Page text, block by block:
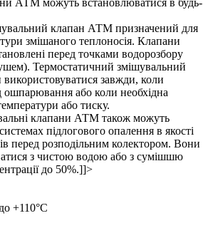
клапан АТМ призначений для
змішаного теплоносія. Клапани
перед точками водорозбору
Термостатичний змішувальний
завжди, коли
ошпарювання або коли необхідна
або тиску.
клапани АТМ також можуть
підлогового опалення в якості
перед розподільним колектором. Вони
з чистою водою або з сумішшю
до 50%.]]>
+110°C